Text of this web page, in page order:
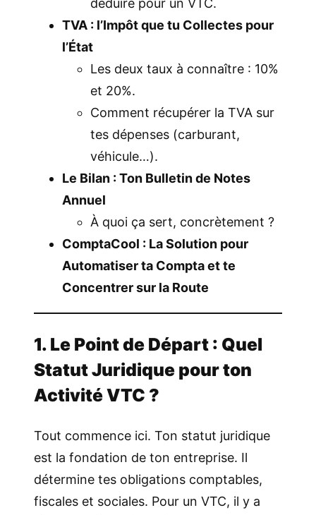
déduire pour un VTC.
TVA : l’Impôt que tu Collectes pour
l’État
Les deux taux à connaître : 10%
et 20%.
Comment récupérer la TVA sur
tes dépenses (carburant,
véhicule…).
Le Bilan : Ton Bulletin de Notes
Annuel
À quoi ça sert, concrètement ?
ComptaCool : La Solution pour
Automatiser ta Compta et te
Concentrer sur la Route
1. Le Point de Départ : Quel
Statut Juridique pour ton
Activité VTC ?
Tout commence ici. Ton statut juridique
est la fondation de ton entreprise. Il
détermine tes obligations comptables,
fiscales et sociales. Pour un VTC, il y a